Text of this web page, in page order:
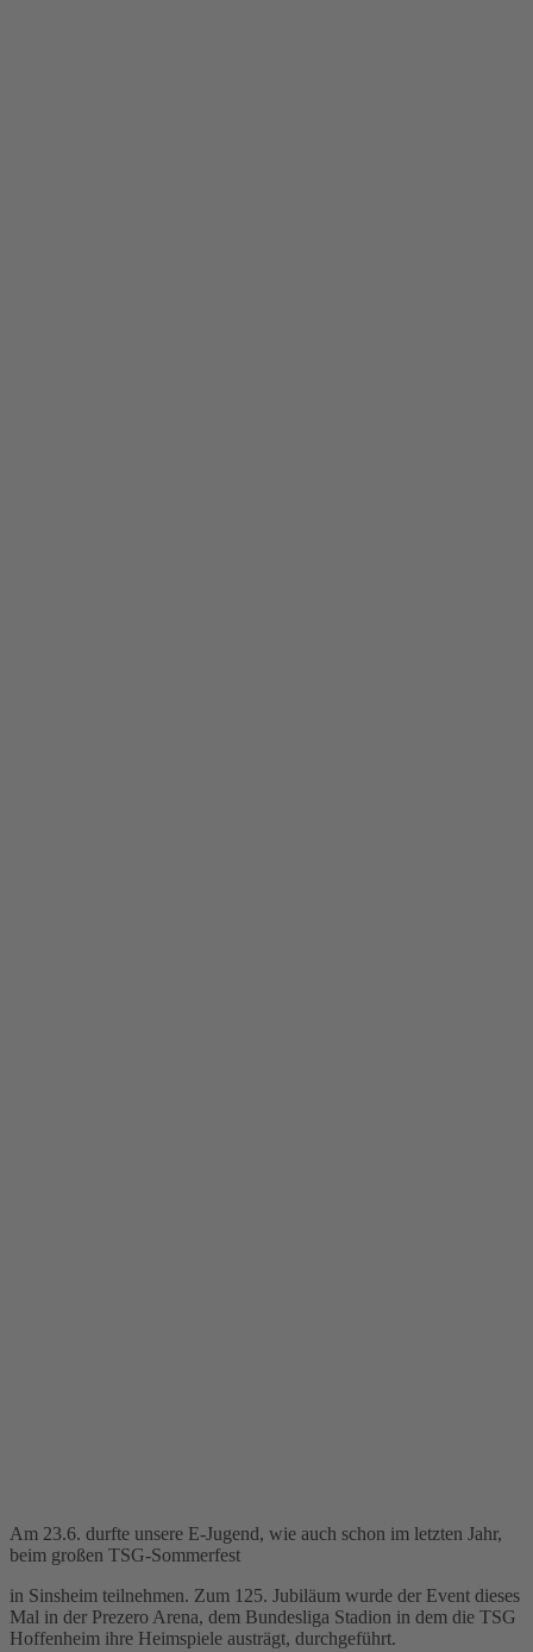
Am 23.6. durfte unsere E-Jugend, wie auch schon im letzten Jahr,
beim großen TSG-Sommerfest
in Sinsheim teilnehmen. Zum 125. Jubiläum wurde der Event dieses
Mal in der Prezero Arena, dem Bundesliga Stadion in dem die TSG
Hoffenheim ihre Heimspiele austrägt, durchgeführt.